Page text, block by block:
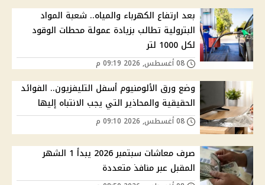
بعد ارتفاع الكهرباء والمياه.. شعبة المواد
البترولية تطالب بزيادة عمولة محطات الوقود
لكل 1000 لتر
وضع ورق الألومنيوم أسفل التليفزيون.. الفوائد
الحقيقية والمحاذير التي يجب الانتباه إليها
صرف معاشات سبتمبر 2026 يبدأ 1 الشهر
المقبل عبر منافذ متعددة